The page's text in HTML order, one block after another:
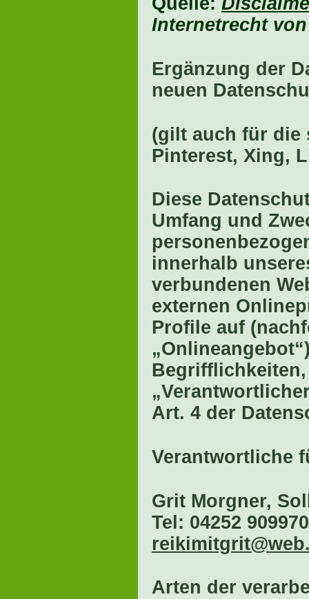
Internetrecht von
Ergänzung der
neuen
(gilt auch für die
Pinterest, Xing,
Diese
Umfang und
innerhalb
verbundenen
externen
Profile auf
Art. 4 der
Verantwortliche
Grit Morgner,
Tel: 04252
Arten der